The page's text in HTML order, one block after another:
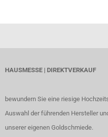
HAUSMESSE | DIREKTVERKAUF
bewundern Sie eine riesige
Auswahl der führenden Hersteller
unserer eigenen Goldschmiede.